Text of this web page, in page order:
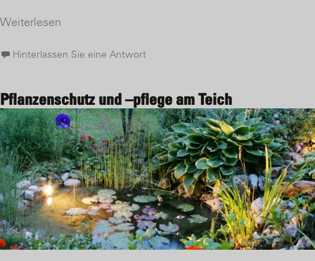
Weiterlesen
Hinterlassen Sie eine Antwort
Pflanzenschutz und –pflege am Teich